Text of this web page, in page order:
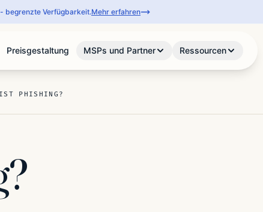
begrenzte Verfügbarkeit.Mehr erfahren
Preisgestaltung MSPs und Partner Ressourcen
PHISHING?